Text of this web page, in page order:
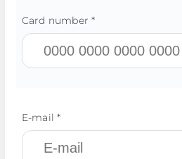
Card number *
E-mail *